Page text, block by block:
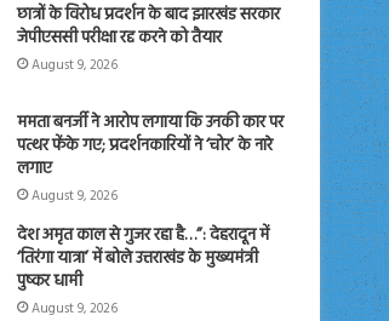
छात्रों के विरोध प्रदर्शन के बाद झारखंड सरकार
जेपीएससी परीक्षा रद्द करने को तैयार
August 9, 2026
ममता बनर्जी ने आरोप लगाया कि उनकी कार पर
पत्थर फेंके गए; प्रदर्शनकारियों ने ‘चोर’ के नारे
लगाए
August 9, 2026
देश अमृत काल से गुजर रहा है…”: देहरादून में
‘तिरंगा यात्रा’ में बोले उत्तराखंड के मुख्यमंत्री
पुष्कर धामी
August 9, 2026